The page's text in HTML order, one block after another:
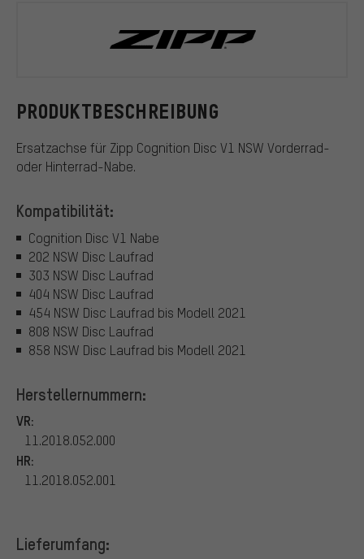
PRODUKTBESCHREIBUNG
Ersatzachse für Zipp Cognition Disc V1 NSW Vorderrad-
oder Hinterrad-Nabe.
Kompatibilität:
Cognition Disc V1 Nabe
202 NSW Disc Laufrad
303 NSW Disc Laufrad
404 NSW Disc Laufrad
454 NSW Disc Laufrad bis Modell 2021
808 NSW Disc Laufrad
858 NSW Disc Laufrad bis Modell 2021
Herstellernummern:
VR:
11.2018.052.000
HR:
11.2018.052.001
Lieferumfang: